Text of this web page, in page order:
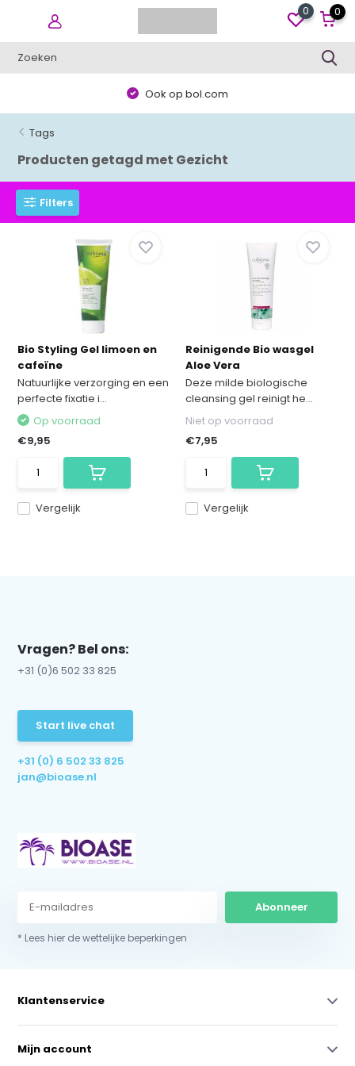
0 0
Ook op bol.com
Tags
Producten getagd met Gezicht
Filters
Bio Styling Gel limoen en
cafeïne
Natuurlijke verzorging en een
perfecte fixatie i...
Vergelijk
Op voorraad
€9,95
Reinigende Bio wasgel
Aloe Vera
Deze milde biologische
cleansing gel reinigt he...
Vergelijk
Niet op voorraad
€7,95
Vragen? Bel ons:
+31 (0)6 502 33 825
Start live chat
+31 (0) 6 502 33 825
jan@bioase.nl
Abonneer
* Lees hier de wettelijke beperkingen
Klantenservice
Mijn account